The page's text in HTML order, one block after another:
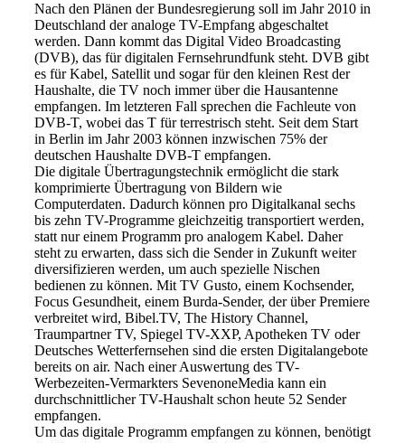
www.digitalradio.de
Nach den Plänen der Bundesregierung soll im Jahr 2010 in
Deutschland der analoge TV-Empfang abgeschaltet
werden. Dann kommt das Digital Video Broadcasting
(DVB), das für digitalen Fernsehrundfunk steht. DVB gibt
es für Kabel, Satellit und sogar für den kleinen Rest der
Haushalte, die TV noch immer über die Hausantenne
empfangen. Im letzteren Fall sprechen die Fachleute von
DVB-T, wobei das T für terrestrisch steht. Seit dem Start
in Berlin im Jahr 2003 können inzwischen 75% der
deutschen Haushalte DVB-T empfangen.
Die digitale Übertragungstechnik ermöglicht die stark
komprimierte Übertragung von Bildern wie
Computerdaten. Dadurch können pro Digitalkanal sechs
bis zehn TV-Programme gleichzeitig transportiert werden,
statt nur einem Programm pro analogem Kabel. Daher
steht zu erwarten, dass sich die Sender in Zukunft weiter
diversifizieren werden, um auch spezielle Nischen
bedienen zu können. Mit TV Gusto, einem Kochsender,
Focus Gesundheit, einem Burda-Sender, der über Premiere
verbreitet wird, Bibel.TV, The History Channel,
Traumpartner TV, Spiegel TV-XXP, Apotheken TV oder
Deutsches Wetterfernsehen sind die ersten Digitalangebote
bereits on air. Nach einer Auswertung des TV-
Werbezeiten-Vermarkters SevenoneMedia kann ein
durchschnittlicher TV-Haushalt schon heute 52 Sender
empfangen.
Um das digitale Programm empfangen zu können, benötigt